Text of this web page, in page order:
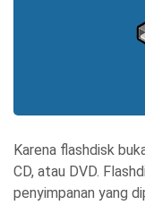
Karena flashdisk
CD, atau DVD.
penyimpanan yang